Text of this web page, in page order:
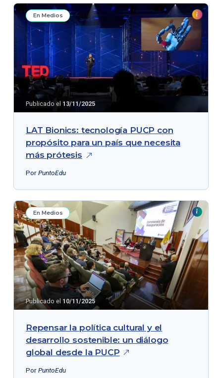
En Medios
Publicado el 13/11/2025
LAT Bionics: tecnología PUCP con
propósito para un país que necesita
más prótesis
PorPuntoEdu
En Medios
Publicado el 10/11/2025
Repensar la política cultural y el
desarrollo sostenible: un diálogo
global desde la PUCP
PorPuntoEdu